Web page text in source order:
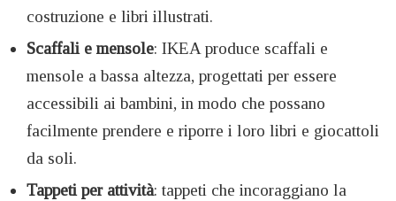
costruzione e libri illustrati.
Scaffali e mensole: IKEA produce scaffali e
mensole a bassa altezza, progettati per essere
accessibili ai bambini, in modo che possano
facilmente prendere e riporre i loro libri e giocattoli
da soli.
Tappeti per attività: tappeti che incoraggiano la